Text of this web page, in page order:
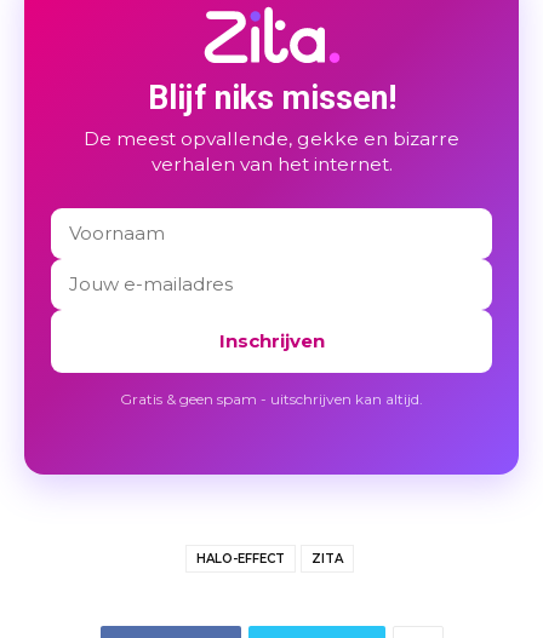
Blijf niks missen!
De meest opvallende, gekke en bizarre
verhalen van het internet.
Inschrijven
Gratis & geen spam - uitschrijven kan altijd.
HALO-EFFECT ZITA